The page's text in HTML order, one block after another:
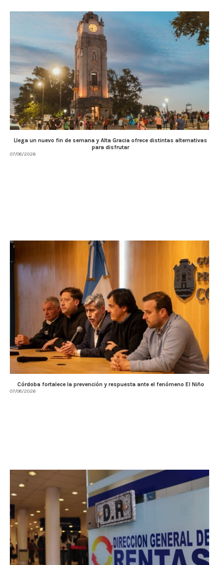
Llega un nuevo fin de semana y Alta Gracia ofrece distintas alternativas
para disfrutar
07/08/2026
Córdoba fortalece la prevención y respuesta ante el fenómeno El Niño
07/08/2026